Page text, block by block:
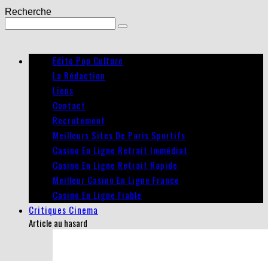
Recherche
Edito Pop Culture
La Rédaction
Liens
Contact
Recrutement
Meilleurs Sites De Paris Sportifs
Casino En Ligne Retrait Immédiat
Casino En Ligne Retrait Rapide
Meilleur Casino En Ligne France
Casino En Ligne Fiable
Critiques Cinema
Article au hasard